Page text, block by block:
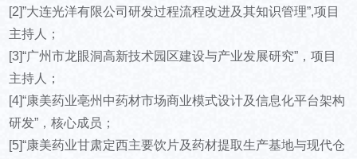
[2]”大连光洋有限公司研发过程流程改进及其知识管理”,项目
主持人；
[3]“广州市龙眼洞高新技术园区建设与产业发展研究”，项目
主持人；
[4]“康美药业亳州中药材市场商业模式设计及信息化平台架构
研发”，核心成员；
[5]“康美药业甘肃定西主要饮片及药材提取生产基地与现代仓